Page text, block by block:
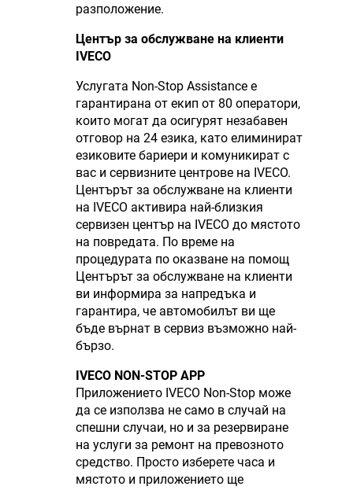
разположение.
Център за обслужване на клиенти
IVECO
Услугата Non-Stop Assistance е
гарантирана от екип от 80 оператори,
които могат да осигурят незабавен
отговор на 24 езика, като елиминират
езиковите бариери и комуникират с
вас и сервизните центрове на IVECO.
Центърът за обслужване на клиенти
на IVECO активира най-близкия
сервизен център на IVECO до мястото
на повредата. По време на
процедурата по оказване на помощ
Центърът за обслужване на клиенти
ви информира за напредъка и
гарантира, че автомобилът ви ще
бъде върнат в сервиз възможно най-
бързо.
IVECO NON-STOP APP
Приложението IVECO Non-Stop може
да се използва не само в случай на
спешни случаи, но и за резервиране
на услуги за ремонт на превозното
средство. Просто изберете часа и
мястото и приложението ще